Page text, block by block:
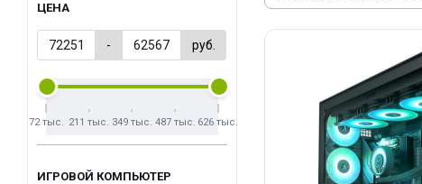
ЦЕНА
- руб.
72 тыс. 211 тыс. 349 тыс. 487 тыс. 626 тыс.
ИГРОВОЙ КОМПЬЮТЕР